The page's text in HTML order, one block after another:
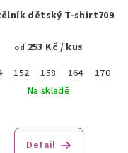
dětský T-shirt709
od 253 Kč / kus
152 158 164 170
Na skladě
Detail